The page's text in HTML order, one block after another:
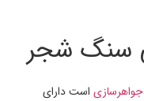
سنگ شجر
است دارای